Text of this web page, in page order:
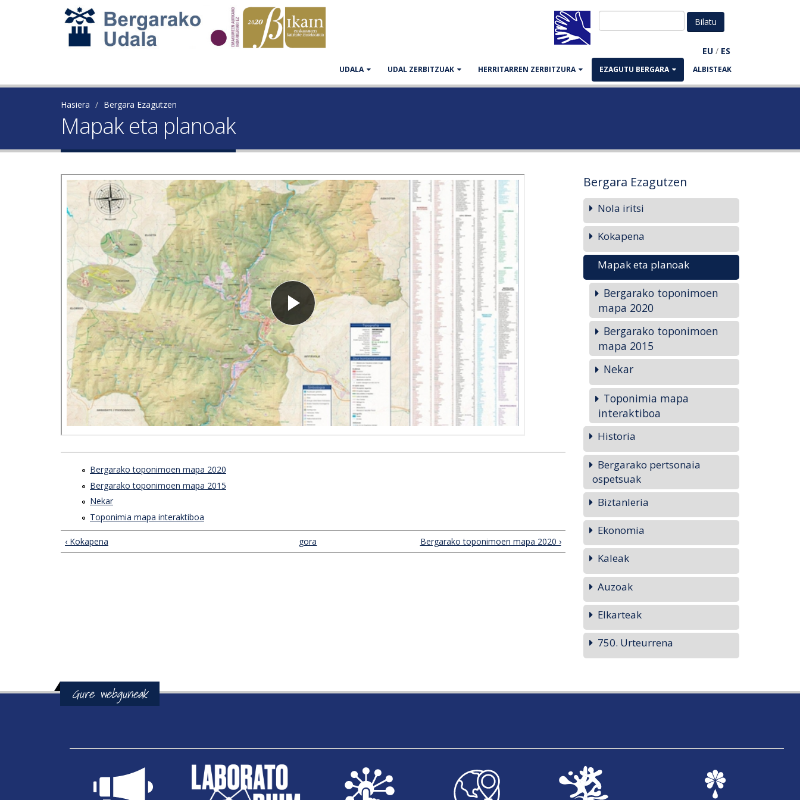
EU / ES
UDALA UDAL ZERBITZUAK HERRITARREN ZERBITZURA EZAGUTU BERGARA ALBISTEAK
Hasiera Bergara Ezagutzen
Mapak eta planoak
Bergarako toponimoen mapa 2020
Bergarako toponimoen mapa 2015
Nekar
Toponimia mapa interaktiboa
‹ Kokapena gora Bergarako toponimoen mapa 2020 ›
Bergara Ezagutzen
Nola iritsi
Kokapena
Mapak eta planoak
Bergarako toponimoen
mapa 2020
Bergarako toponimoen
mapa 2015
Nekar
Toponimia mapa
interaktiboa
Historia
Bergarako pertsonaia
ospetsuak
Biztanleria
Ekonomia
Kaleak
Auzoak
Elkarteak
750. Urteurrena
Gure webguneak